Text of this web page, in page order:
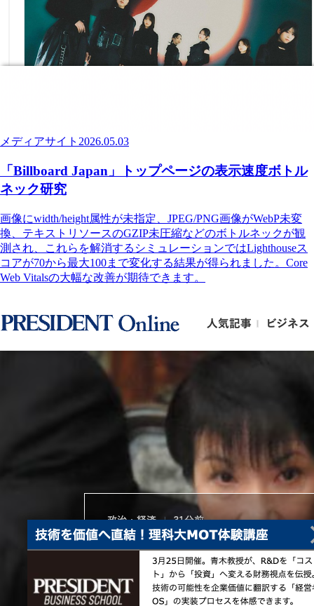
メディアサイト 2026.05.03
「Billboard Japan」トップページの表示速度ボトル
ネック研究
画像にwidth/height属性が未指定、JPEG/PNG画像がWebP未変
換、テキストリソースのGZIP未圧縮などのボトルネックが観
測され、これらを解消するシミュレーションではLighthouseス
コアが70から最大100まで変化する結果が得られました。Core
Web Vitalsの大幅な改善が期待できます。